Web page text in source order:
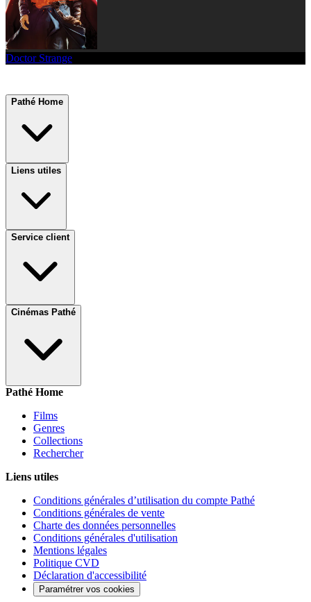
Doctor Strange
Pathé Home
Liens utiles
Service client
Cinémas Pathé
Pathé Home
Films
Genres
Collections
Rechercher
Liens utiles
Conditions générales d’utilisation du compte Pathé
Conditions générales de vente
Charte des données personnelles
Conditions générales d'utilisation
Mentions légales
Politique CVD
Déclaration d'accessibilité
Paramétrer vos cookies